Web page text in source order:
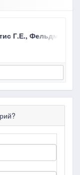
Г.Е., Фельдман